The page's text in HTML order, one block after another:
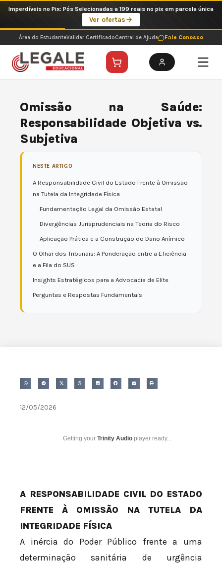
o
conteúdo
Imperdíveis no Pix: Pós Selecionadas a 199 reais no pix em parcela única
Ver ofertas
Área do EstudanteValidar CertificadoCentral de Ajuda Fale Conosco
Omissão na Saúde:
Responsabilidade Objetiva vs.
Subjetiva
NESTE ARTIGO
A Responsabilidade Civil do Estado Frente à Omissão
na Tutela da Integridade Física
Fundamentação Legal da Omissão Estatal
Divergências Jurisprudenciais na Teoria do Risco
Aplicação Prática e a Construção do Dano Anímico
O Olhar dos Tribunais: A Ponderação entre a Eficiência
e a Fila do SUS
Insights Estratégicos para a Advocacia de Elite
Perguntas e Respostas Fundamentais
12/05/2026
Getting your Trinity Audio player ready...
A RESPONSABILIDADE CIVIL DO ESTADO
FRENTE À OMISSÃO NA TUTELA DA
INTEGRIDADE FÍSICA
A inércia do Poder Público frente a uma
determinação sanitária de urgência